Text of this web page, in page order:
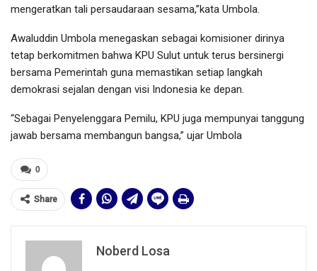
mengeratkan tali persaudaraan sesama,”kata Umbola.
Awaluddin Umbola menegaskan sebagai komisioner dirinya
tetap berkomitmen bahwa KPU Sulut untuk terus bersinergi
bersama Pemerintah guna memastikan setiap langkah
demokrasi sejalan dengan visi Indonesia ke depan.
“Sebagai Penyelenggara Pemilu, KPU juga mempunyai tanggung
jawab bersama membangun bangsa,” ujar Umbola
0
Share
Noberd Losa